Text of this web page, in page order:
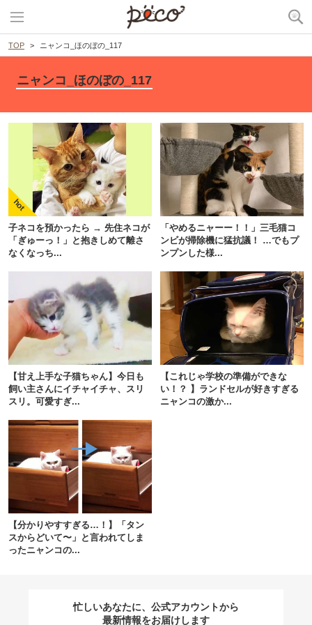
TOP ニャンコ_ほのぼの_117
ニャンコ_ほのぼの_117
子ネコを預かったら → 先住ネコが
「ぎゅーっ！」と抱きしめて離さ
なくなっち...
「やめるニャーー！！」三毛猫コ
ンビが掃除機に猛抗議！ …でもプ
ンプンした様...
【甘え上手な子猫ちゃん】今日も
飼い主さんにイチャイチャ、スリ
スリ。可愛すぎ...
【これじゃ学校の準備ができな
い！？ 】ランドセルが好きすぎる
ニャンコの激か...
【分かりやすすぎる…！】「タン
スからどいて〜」と言われてしま
ったニャンコの...
忙しいあなたに、公式アカウントから
最新情報をお届けします
閉じる
pecodogs
いぬ部をフォロー
アプリで開く
アプリをダウンロードする